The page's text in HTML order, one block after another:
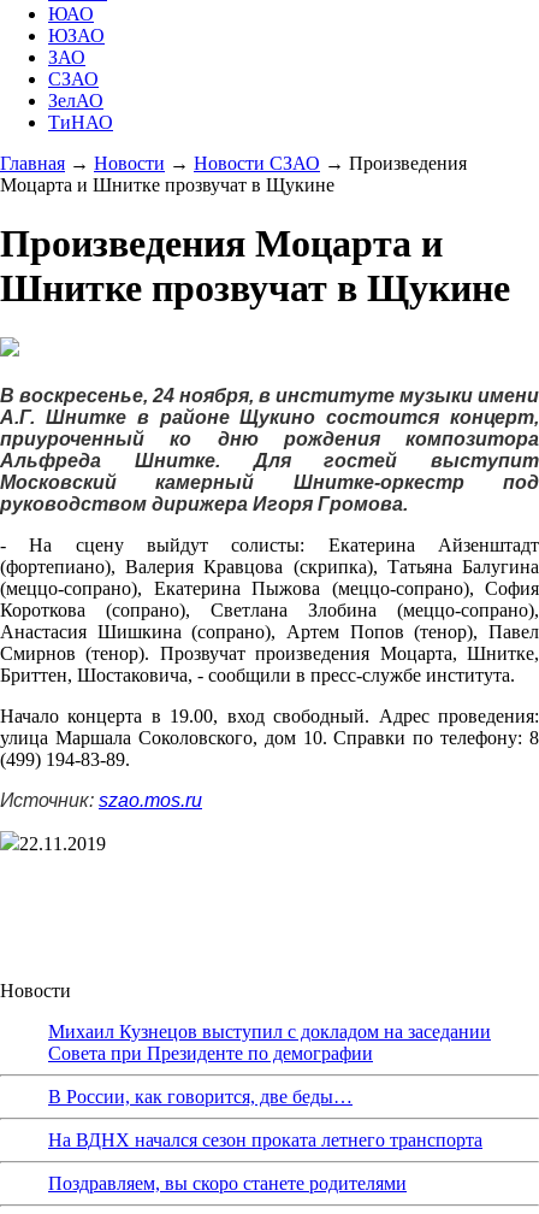
ЮАО
ЮЗАО
ЗАО
СЗАО
ЗелАО
ТиНАО
Главная → Новости → Новости СЗАО → Произведения
Моцарта и Шнитке прозвучат в Щукине
Произведения Моцарта и
Шнитке прозвучат в Щукине
В воскресенье, 24 ноября, в институте музыки имени
А.Г. Шнитке в районе Щукино состоится концерт,
приуроченный ко дню рождения композитора
Альфреда Шнитке. Для гостей выступит
Московский камерный Шнитке-оркестр под
руководством дирижера Игоря Громова.
- На сцену выйдут солисты: Екатерина Айзенштадт
(фортепиано), Валерия Кравцова (скрипка), Татьяна Балугина
(меццо-сопрано), Екатерина Пыжова (меццо-сопрано), София
Короткова (сопрано), Светлана Злобина (меццо-сопрано),
Анастасия Шишкина (сопрано), Артем Попов (тенор), Павел
Смирнов (тенор). Прозвучат произведения Моцарта, Шнитке,
Бриттен, Шостаковича, - сообщили в пресс-службе института.
Начало концерта в 19.00, вход свободный. Адрес проведения:
улица Маршала Соколовского, дом 10. Справки по телефону: 8
(499) 194-83-89.
Источник: szao.mos.ru
22.11.2019
Новости
Михаил Кузнецов выступил с докладом на заседании
Совета при Президенте по демографии
В России, как говорится, две беды…
На ВДНХ начался сезон проката летнего транспорта
Поздравляем, вы скоро станете родителями